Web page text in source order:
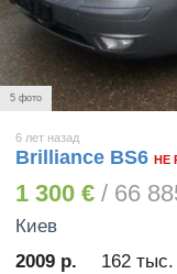
5 фото
6 лет назад
Brilliance BS6 НЕ
1 300 € / 66
Киев
2009 р.
162